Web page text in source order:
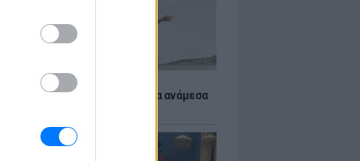
Πώς να αποφύγεις το σύγκαμα ανάμεσα